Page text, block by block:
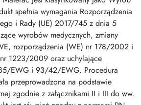
spełnia wymagania Rozporządzenia
i Rady (UE) 2017/745 z dnia 5
wyrobów medycznych, zmiany
rozporządzenia (WE) nr 178/2002 i
1223/2009 oraz uchylające
EWG i 93/42/EWG. Procedura
przeprowadzona na podstawie
zgodnie z załącznikami II i III do ww.